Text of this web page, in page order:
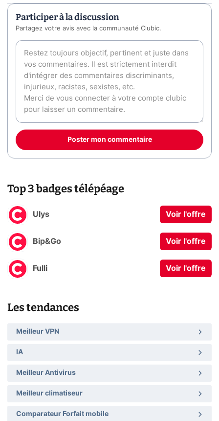
Participer à la discussion
Partagez votre avis avec la communauté Clubic.
Poster mon commentaire
Top 3 badges télépéage
Ulys Voir l'offre
Bip&Go Voir l'offre
Fulli Voir l'offre
Les tendances
Meilleur VPN
IA
Meilleur Antivirus
Meilleur climatiseur
Comparateur Forfait mobile